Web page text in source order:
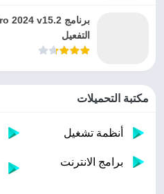
التفعيل
مكتبة التحميلات
أنظمة تشغيل
برامج الانترنت